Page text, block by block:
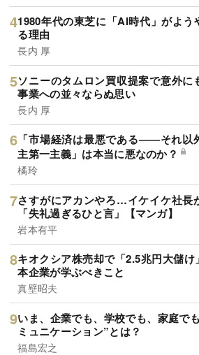
1980年代の東芝に「AI時代」がよう
る理由
長内 厚
ソニーのタムロン買収提案で意外に
事業への並々ならぬ思い
長内 厚
「市場経済は最悪である――それ以
主第一主義」は本当に悪なのか？
橘玲
さすがにアカンやろ…イケイケ社長
「失礼過ぎるひと言」【マンガ】
岩本有平
キオクシア株売却で「2.5兆円大儲
本企業が学ぶべきこと
真壁昭夫
いま、企業でも、学校でも、家庭で
ミュニケーション”とは？
福島宏之